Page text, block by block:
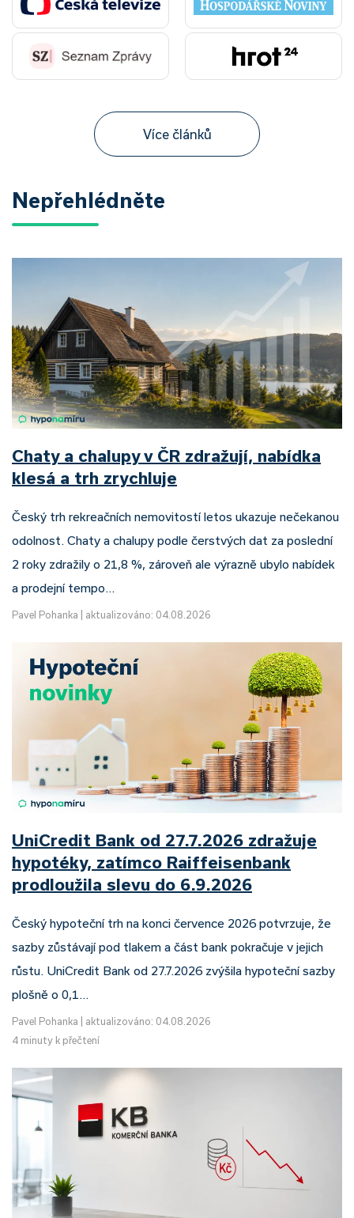
Více článků
Nepřehlédněte
Chaty a chalupy v ČR zdražují, nabídka
klesá a trh zrychluje
Český trh rekreačních nemovitostí letos ukazuje nečekanou
odolnost. Chaty a chalupy podle čerstvých dat za poslední
2 roky zdražily o 21,8 %, zároveň ale výrazně ubylo nabídek
a prodejní tempo…
Pavel Pohanka aktualizováno: 04.08.2026
UniCredit Bank od 27.7.2026 zdražuje
hypotéky, zatímco Raiffeisenbank
prodloužila slevu do 6.9.2026
Český hypoteční trh na konci července 2026 potvrzuje, že
sazby zůstávají pod tlakem a část bank pokračuje v jejich
růstu. UniCredit Bank od 27.7.2026 zvýšila hypoteční sazby
plošně o 0,1…
Pavel Pohanka
aktualizováno: 04.08.2026
4 minuty k přečtení